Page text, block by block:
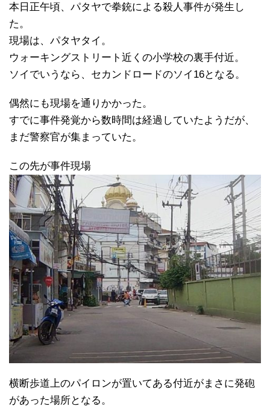
本日正午頃、パタヤで拳銃による殺人事件が発生し
た。
現場は、パタヤタイ。
ウォーキングストリート近くの小学校の裏手付近。
ソイでいうなら、セカンドロードのソイ16となる。
偶然にも現場を通りかかった。
すでに事件発覚から数時間は経過していたようだが、
まだ警察官が集まっていた。
この先が事件現場
横断歩道上のパイロンが置いてある付近がまさに発砲
があった場所となる。